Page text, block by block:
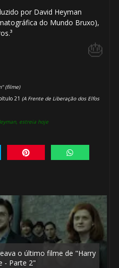
por David Heyman
do Mundo Bruxo),
(filme)
21 (A Frente de Liberação dos Elfos
estreia hoje
o último filme de "Harry
- Parte 2"
8️⃣